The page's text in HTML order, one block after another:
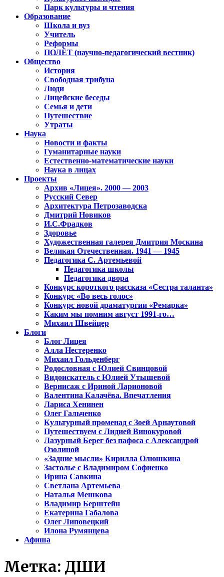
Парк культуры и чтения
Образование
Школа и вуз
Учитель
Реформы
ПОЛЁТ (научно-педагогический вестник)
Общество
История
Свободная трибуна
Люди
Лицейские беседы
Семья и дети
Путешествие
Утраты
Наука
Новости и факты
Гуманитарные науки
Естественно-математические науки
Наука в лицах
Проекты
Архив «Лицея». 2000 — 2003
Русский Север
Архитектура Петрозаводска
Дмитрий Новиков
И.С.Фрадков
Здоровье
Художественная галерея Дмитрия Москина
Великая Отечественная. 1941 — 1945
Педагогика С. Артемьевой
Педагогика школы
Педагогика двора
Конкурс короткого рассказа «Сестра таланта»
Конкурс «Во весь голос»
Конкурс новой драматургии «Ремарка»
Каким мы помним август 1991-го…
Михаил Швейцер
Блоги
Блог Лицея
Алла Нестеренко
Михаил Гольденберг
Родословная с Юлией Свинцовой
Видоискатель с Юлией Утышевой
Вернисаж с Ириной Ларионовой
Валентина Калачёва. Впечатления
Лариса Хенинен
Олег Гальченко
Культурный променад с Зоей Арнаутовой
Путешествуем с Лидией Винокуровой
Лазурный Берег без пафоса с Александрой
Озолиной
«Задние мысли» Кирилла Олюшкина
Застолье с Владимиром Софиенко
Ирина Савкина
Светлана Артемьева
Наталья Мешкова
Владимир Берштейн
Екатерина Габалова
Олег Липовецкий
Илона Румянцева
Афиша
Метка: ДШИ